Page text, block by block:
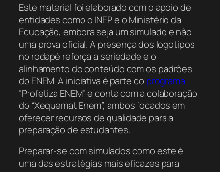
Este material foi elaborado com o apoio de
entidades como o INEP e o Ministério da
Educação, embora seja um simulado e não
uma prova oficial. A presença dos logotipos
no rodapé reforça a seriedade e o
alinhamento do conteúdo com os padrões
do ENEM. A iniciativa é parte do programa
“Profetiza ENEM” e conta com a colaboração
do “Xequemat Enem”, ambos focados em
oferecer recursos de qualidade para a
preparação de estudantes.
Preparar-se com simulados como este é
uma das estratégias mais eficazes para